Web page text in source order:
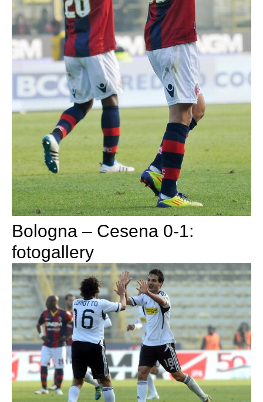
Bologna – Cesena 0-1:
fotogallery